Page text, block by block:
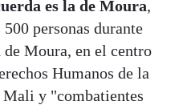
es la de Moura,
personas durante
Moura, en el centro
Humanos de la
y "combatientes